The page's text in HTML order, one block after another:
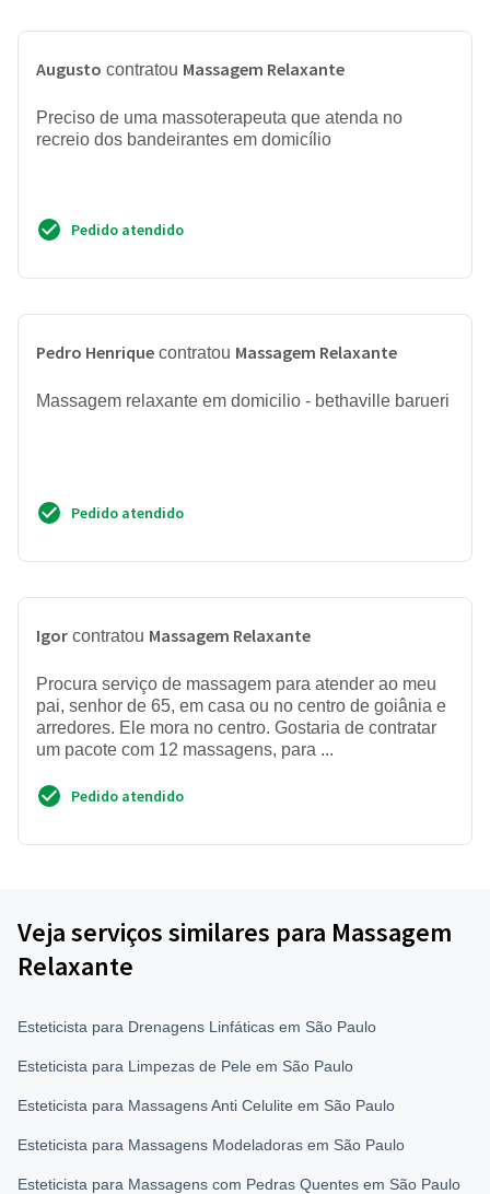
Augusto contratou Massagem Relaxante
Preciso de uma massoterapeuta que atenda no
recreio dos bandeirantes em domicílio
Pedido atendido
Pedro Henrique contratou Massagem Relaxante
Massagem relaxante em domicilio - bethaville barueri
Pedido atendido
Igor contratou Massagem Relaxante
Procura serviço de massagem para atender ao meu
pai, senhor de 65, em casa ou no centro de goiânia e
arredores. Ele mora no centro. Gostaria de contratar
um pacote com 12 massagens, para ...
Pedido atendido
Veja serviços similares para Massagem
Relaxante
Esteticista para Drenagens Linfáticas em São Paulo
Esteticista para Limpezas de Pele em São Paulo
Esteticista para Massagens Anti Celulite em São Paulo
Esteticista para Massagens Modeladoras em São Paulo
Esteticista para Massagens com Pedras Quentes em São Paulo